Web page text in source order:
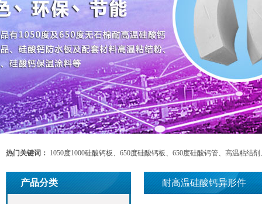
热门关键词： 1050度1000硅酸钙板、650度硅酸钙板、650度硅酸钙管、高温粘结
钙板、 硅钙板 无石棉硅酸钙板、微孔硅酸钙板、山东耐高温硅酸钙板、耐高温硅
、莱州高温硅钙板、山东硅酸钙、水泥窑用硅钙板、HCS-20硅钙板、微孔硅酸钙
产品分类 耐高温硅酸钙异形件